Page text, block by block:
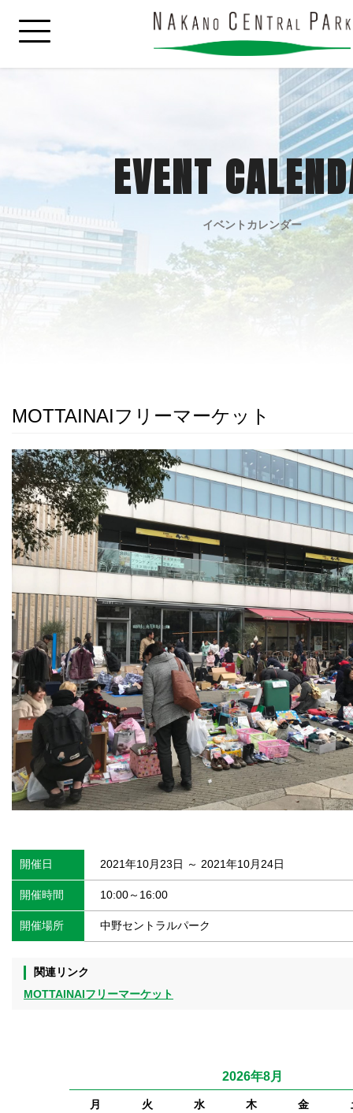
EVENT
イベントカレンダー
MOTTAINAIフリーマーケット
開催日 2021年10月23日 ～ 2021年10月24日
開催時間 10:00～16:00
開催場所 中野セントラルパーク
関連リンク
MOTTAINAIフリーマーケット
2026年8月
月 火 水 木 金